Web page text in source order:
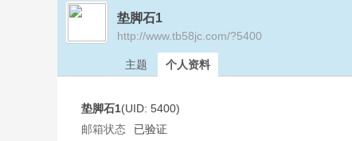
›
垫脚石1
http://www.tb58jc.com/?5400
主题 个人资料
垫脚石1(UID: 5400)
邮箱状态
已验证